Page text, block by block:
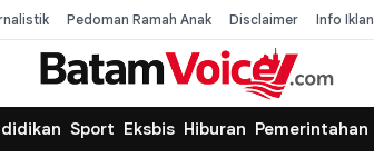
Pedoman Ramah Anak Disclaimer Info Iklan
Sport Eksbis Hiburan Pemerintahan